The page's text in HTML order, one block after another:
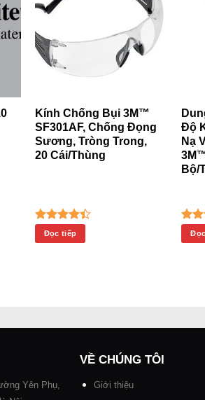
Kính Chống Bụi 3M™
SF301AF, Chống Đọng
Sương, Tròng Trong,
20 Cái/Thùng
Được xếp
hạng4.40
Đọc tiếp
Độ
Nạ
Bộ/
Yên Phụ,
VỀ CHÚNG TÔI
Giới thiệu